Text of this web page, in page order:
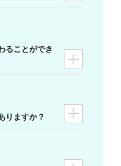
ることができ
りますか？